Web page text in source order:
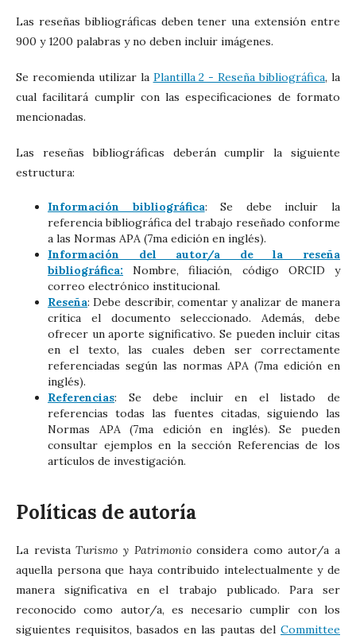
Las reseñas bibliográficas deben tener una extensión entre
900 y 1200 palabras y no deben incluir imágenes.
Se recomienda utilizar la Plantilla 2 - Reseña bibliográfica, la
cual facilitará cumplir con las especificaciones de formato
mencionadas.
Las reseñas bibliográficas deberán cumplir la siguiente
estructura:
Información bibliográfica: Se debe incluir la
referencia bibliográfica del trabajo reseñado conforme
a las Normas APA (7ma edición en inglés).
Información del autor/a de la reseña
bibliográfica:
Nombre, filiación, código ORCID y
correo electrónico institucional.
Reseña: Debe describir, comentar y analizar de manera
crítica el documento seleccionado. Además, debe
ofrecer un aporte significativo. Se pueden incluir citas
en el texto, las cuales deben ser correctamente
referenciadas según las normas APA (7ma edición en
inglés).
Referencias: Se debe incluir en el listado de
referencias todas las fuentes citadas, siguiendo las
Normas APA (7ma edición en inglés). Se pueden
consultar ejemplos en la sección Referencias de los
artículos de investigación.
Políticas de autoría
La revistaTurismo y Patrimonioconsidera como autor/a a
aquella persona que haya contribuido intelectualmente y de
manera significativa en el trabajo publicado. Para ser
reconocido como autor/a, es necesario cumplir con los
siguientes requisitos, basados en las pautas del Committee